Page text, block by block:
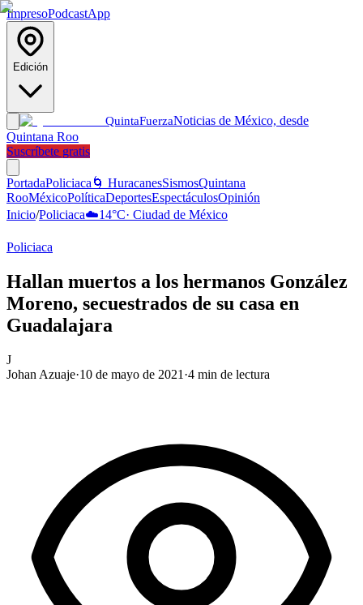
ImpresoPodcastApp
Edición
QuintaFuerzaNoticias de México, desde
Quintana Roo
Suscríbete gratis
PortadaPoliciaca 🌀 HuracanesSismosQuintana
RooMéxicoPolíticaDeportesEspectáculosOpinión
Inicio/Policiaca☁️14°C· Ciudad de México
Policiaca
Hallan muertos a los hermanos González
Moreno, secuestrados de su casa en
Guadalajara
J
Johan Azuaje·10 de mayo de 2021 ·4 min de lectura